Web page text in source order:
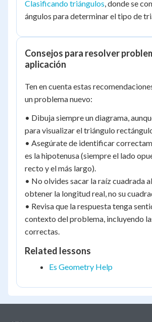
Clasificando triángulos , donde se
ángulos para determinar el tipo de
Consejos para resolver
aplicación
Ten en cuenta estas
un problema nuevo:
• Dibuja siempre un diagrama,
para visualizar el triángulo
• Asegúrate de identificar
es la hipotenusa (siempre el lado
recto y el más largo).
• No olvides sacar la raíz cuadrada
obtener la longitud real, no su
• Revisa que la respuesta tenga
contexto del problema, incluyendo
correctas.
Related lessons
Es Geometry Help